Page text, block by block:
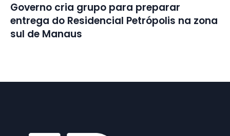
Governo cria grupo para preparar
entrega do Residencial Petrópolis na zona
sul de Manaus